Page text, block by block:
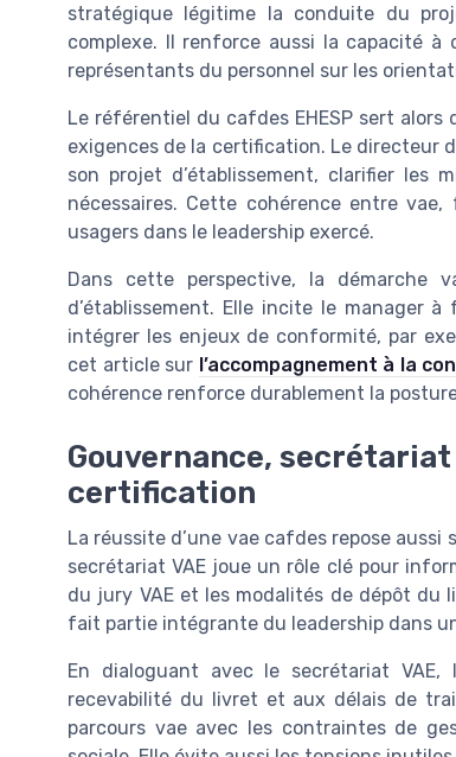
stratégique légitime la conduite du
complexe. Il renforce aussi la capacité
représentants du personnel sur les
Le référentiel du cafdes EHESP sert alors
exigences de la certification. Le directeur
son projet d’établissement, clarifier les
nécessaires. Cette cohérence entre
usagers dans le leadership exercé.
Dans cette perspective, la démarche
d’établissement. Elle incite le manager
intégrer les enjeux de conformité, par
cet article sur l’accompagnement à la
cohérence renforce durablement la
Gouvernance,
certification
La réussite d’une vae cafdes repose
secrétariat VAE joue un rôle clé pour
du jury VAE et les modalités de dépôt
fait partie intégrante du leadership dans
En dialoguant avec le secrétariat
recevabilité du livret et aux délais de
parcours vae avec les contraintes de